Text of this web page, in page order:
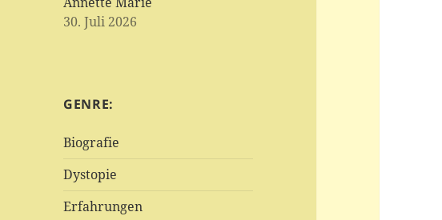
30. Juli 2026
GENRE:
Biografie
Dystopie
Erfahrungen